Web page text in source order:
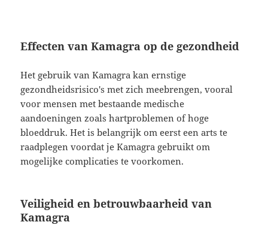
Effecten van Kamagra op de gezondheid
Het gebruik van Kamagra kan ernstige
gezondheidsrisico's met zich meebrengen, vooral
voor mensen met bestaande medische
aandoeningen zoals hartproblemen of hoge
bloeddruk. Het is belangrijk om eerst een arts te
raadplegen voordat je Kamagra gebruikt om
mogelijke complicaties te voorkomen.
Veiligheid en betrouwbaarheid van
Kamagra